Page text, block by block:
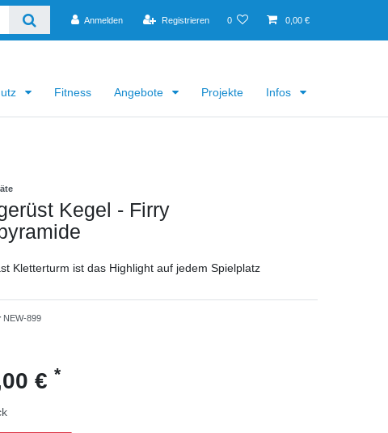
Anmelden Registrieren 0 0,00 €
Fitness Angebote Projekte Infos
Kegel - Firry
Kletterturm ist das Highlight auf jedem Spielplatz
NEW-899
€ *